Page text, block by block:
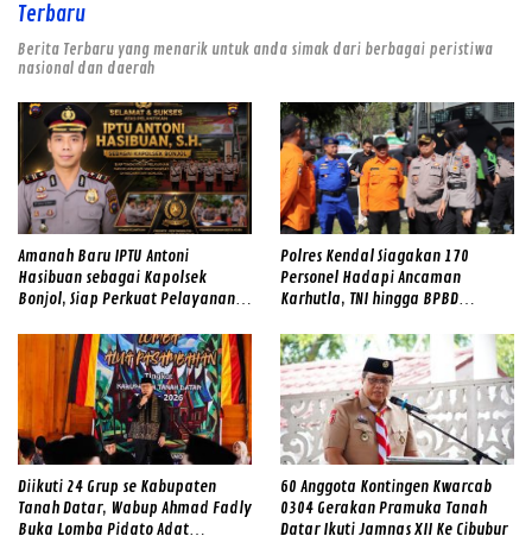
Terbaru
Berita Terbaru yang menarik untuk anda simak dari berbagai peristiwa
nasional dan daerah
Amanah Baru IPTU Antoni
Hasibuan sebagai Kapolsek
Bonjol, Siap Perkuat Pelayanan
Masyarakat
Polres Kendal Siagakan 170
Personel Hadapi Ancaman
Karhutla, TNI hingga BPBD
Diikuti 24 Grup se Kabupaten
Tanah Datar, Wabup Ahmad Fadly
Buka Lomba Pidato Adat
60 Anggota Kontingen Kwarcab
0304 Gerakan Pramuka Tanah
Datar Ikuti Jamnas XII Ke Cibubur